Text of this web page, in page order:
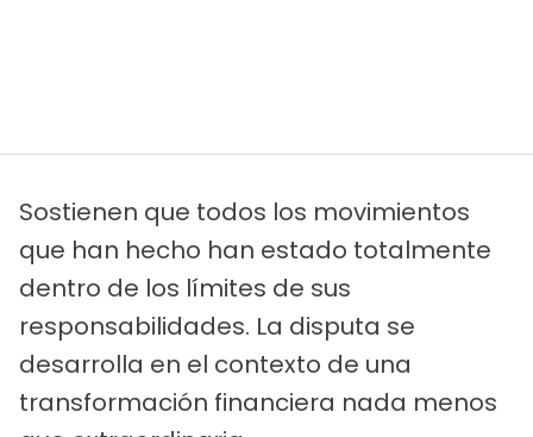
Sostienen que todos los movimientos
que han hecho han estado totalmente
dentro de los límites de sus
responsabilidades. La disputa se
desarrolla en el contexto de una
transformación financiera nada menos